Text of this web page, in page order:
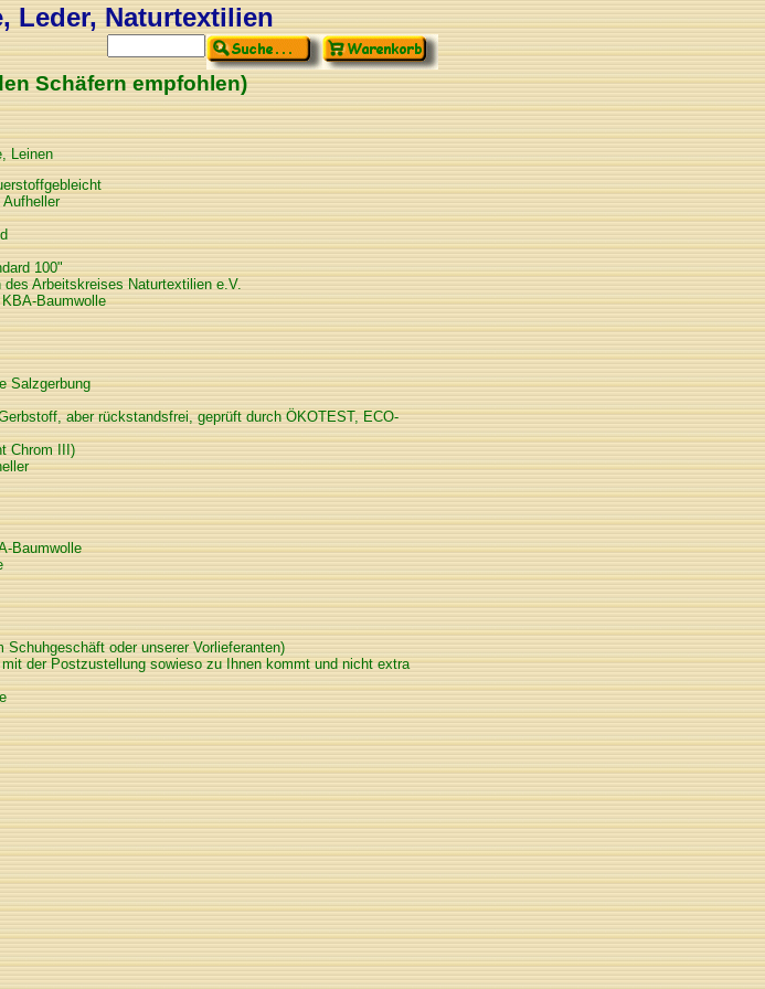
Leder, Naturtextilien
Schäfern empfohlen)
Leinen
Aufheller
100"
Arbeitskreises Naturtextilien e.V.
Baumwolle
Salzgerbung
aber rückstandsfrei, geprüft durch ÖKOTEST, ECO-
Chrom III)
Baumwolle
Schuhgeschäft oder unserer Vorlieferanten)
der Postzustellung sowieso zu Ihnen kommt und nicht extra